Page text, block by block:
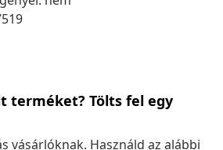
terméket? Tölts fel egy
vásárlóknak. Használd az alábbi